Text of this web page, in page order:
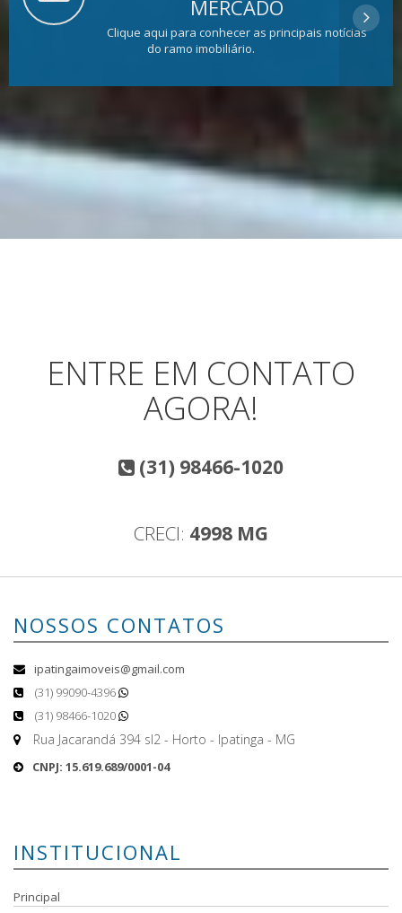
MERCADO
Clique aqui para conhecer as principais notícias
do ramo imobiliário.
ENTRE EM CONTATO
AGORA!
(31) 98466-1020
CRECI: 4998 MG
NOSSOS CONTATOS
ipatingaimoveis@gmail.com
(31) 99090-4396
(31) 98466-1020
Rua Jacarandá 394 sl2 - Horto - Ipatinga - MG
CNPJ: 15.619.689/0001-04
INSTITUCIONAL
Principal